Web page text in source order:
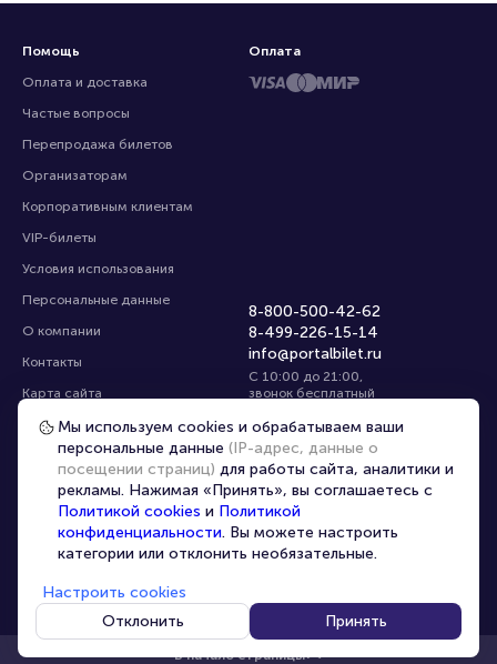
Помощь
Оплата и доставка
Частые вопросы
Перепродажа билетов
Организаторам
Корпоративным клиентам
VIP-билеты
Условия использования
Персональные данные
О компании
Контакты
Карта сайта
Управление cookies
8-800-500-42-62
8-499-226-15-14
info@portalbilet.ru
С 10:00 до 21:00,
звонок бесплатный
Все площадки
Оплата
Главная | Ростов-на-Дону
© 2020 - 2026 portalbilet.ru Все права защищены
В начало страницы
Мы используем cookies и обрабатываем ваши
персональные данные (IP-адрес, данные о
посещении страниц) для работы сайта, аналитики и
рекламы. Нажимая «Принять», вы соглашаетесь с
Политикой cookies и Политикой
конфиденциальности. Вы можете настроить
категории или отклонить необязательные.
Настроить cookies
Отклонить
Принять